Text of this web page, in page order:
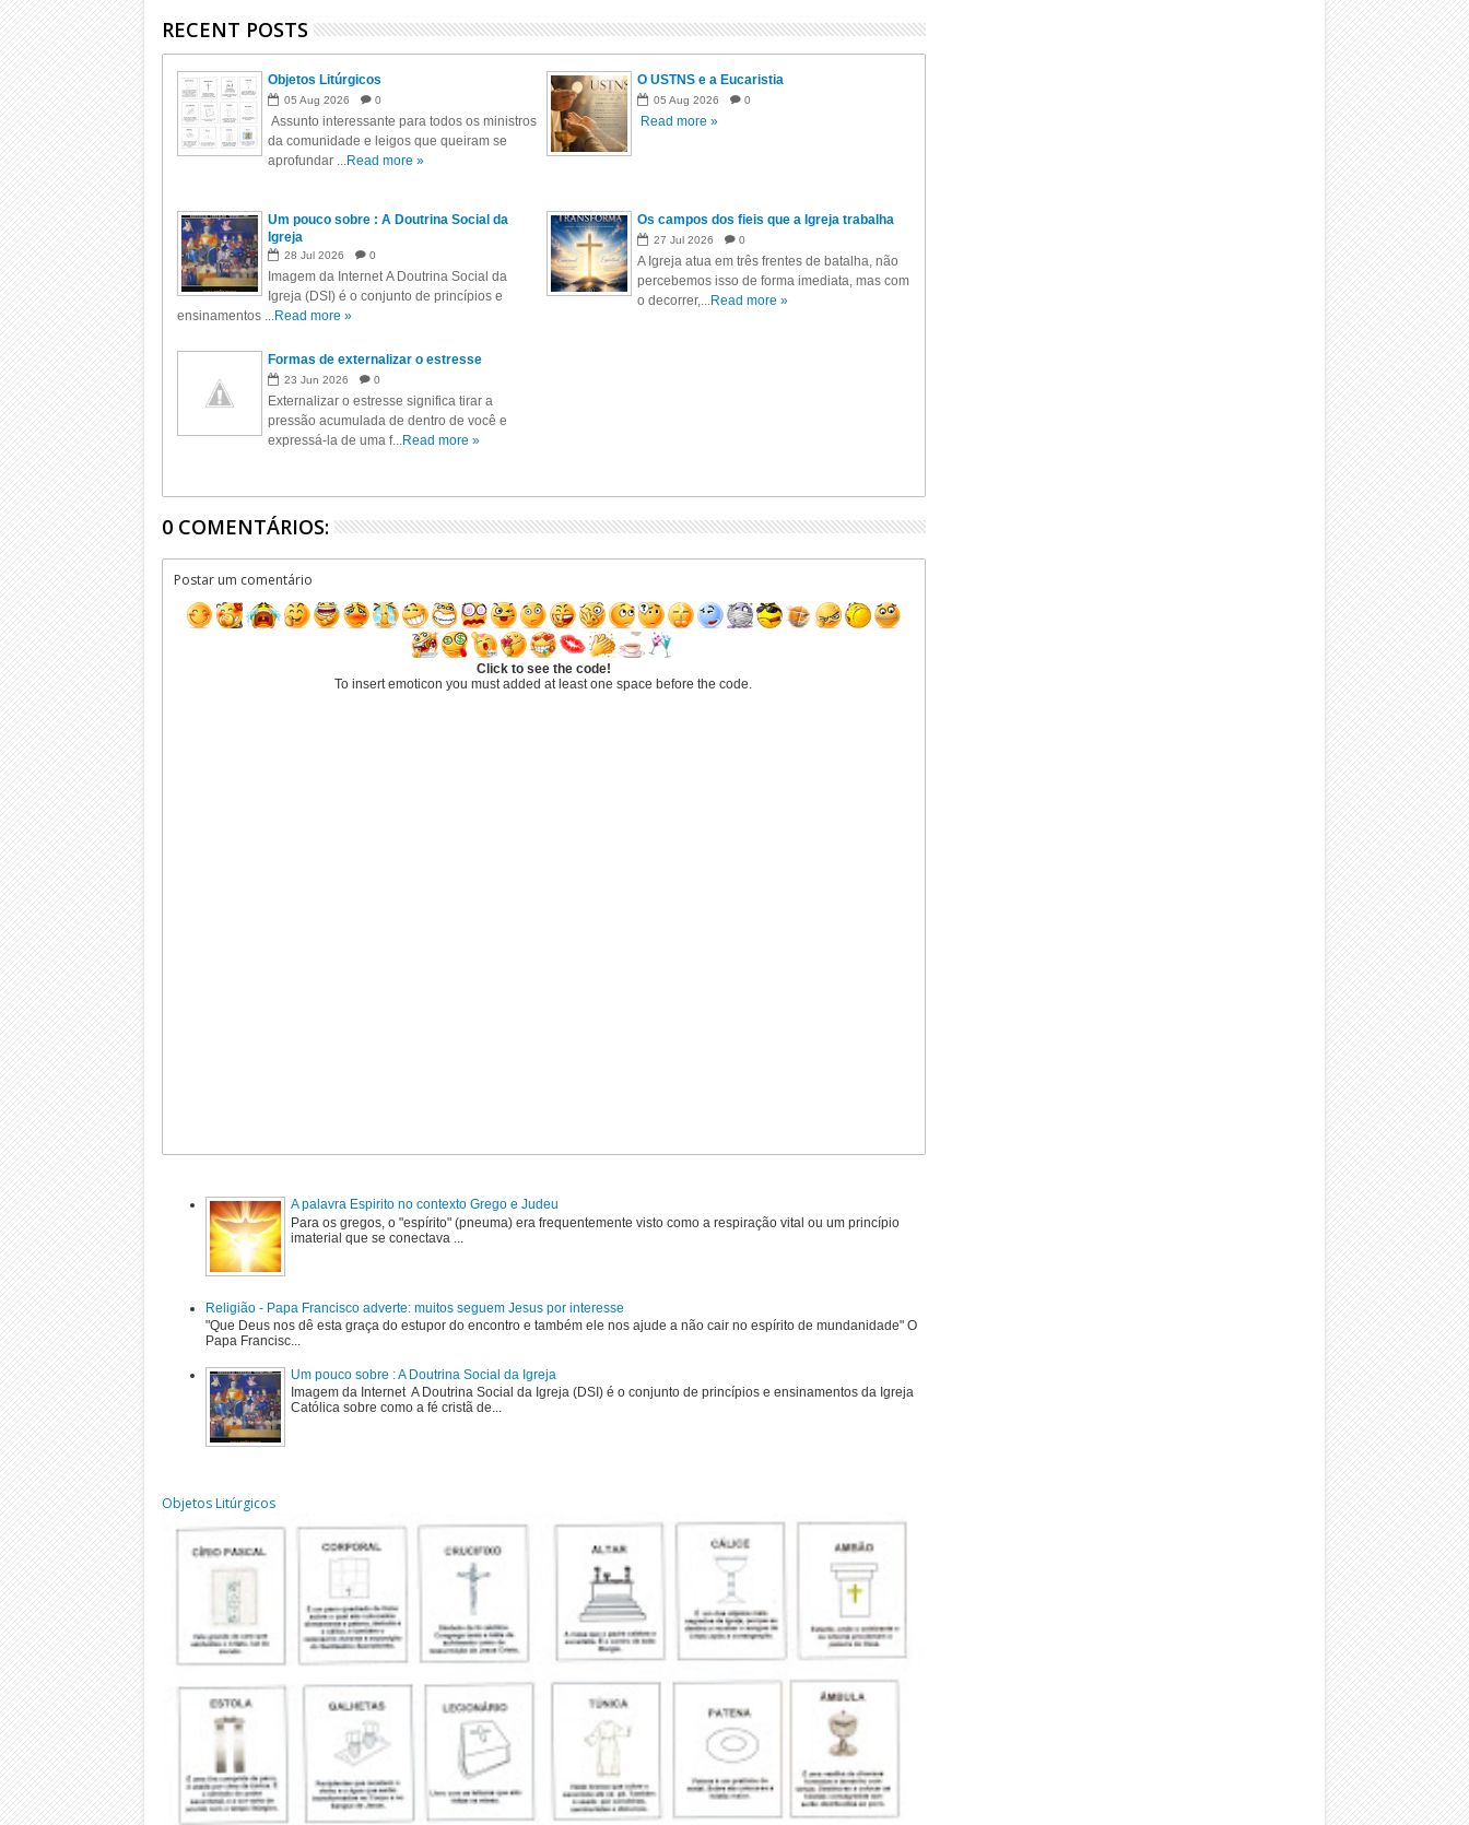
RECENT POSTS
Objetos Litúrgicos
05 Aug 2026 0
Assunto interessante para todos os ministros
da comunidade e leigos que queiram se
aprofundar ... Read more »
O USTNS e a Eucaristia
05 Aug 2026 0
Read more »
Um pouco sobre : A Doutrina Social da
Igreja
28 Jul 2026 0
Imagem da Internet A Doutrina Social da
Igreja (DSI) é o conjunto de princípios e
ensinamentos ... Read more »
Os campos dos fieis que a Igreja trabalha
27 Jul 2026 0
A Igreja atua em três frentes de batalha, não
percebemos isso de forma imediata, mas com
o decorrer,... Read more »
Formas de externalizar o estresse
23 Jun 2026 0
Externalizar o estresse significa tirar a
pressão acumulada de dentro de você e
expressá-la de uma f... Read more »
0 COMENTÁRIOS:
Postar um comentário
Click to see the code!
To insert emoticon you must added at least one space before the code.
A palavra Espirito no contexto Grego e Judeu
Para os gregos, o "espírito" (pneuma) era frequentemente visto como a respiração vital ou um princípio
imaterial que se conectava ...
Religião - Papa Francisco adverte: muitos seguem Jesus por interesse
"Que Deus nos dê esta graça do estupor do encontro e também ele nos ajude a não cair no espírito de mundanidade" O
Papa Francisc...
Um pouco sobre : A Doutrina Social da Igreja
Imagem da Internet A Doutrina Social da Igreja (DSI) é o conjunto de princípios e ensinamentos da Igreja
Católica sobre como a fé cristã de...
Objetos Litúrgicos